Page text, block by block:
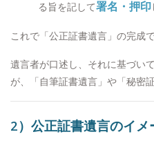
る旨を記して署名・押印
これで「公正証書遺言」の完成で
遺言者が口述し、それに基づい
が、「自筆証書遺言」や「秘密
2）公正証書遺言のイメ